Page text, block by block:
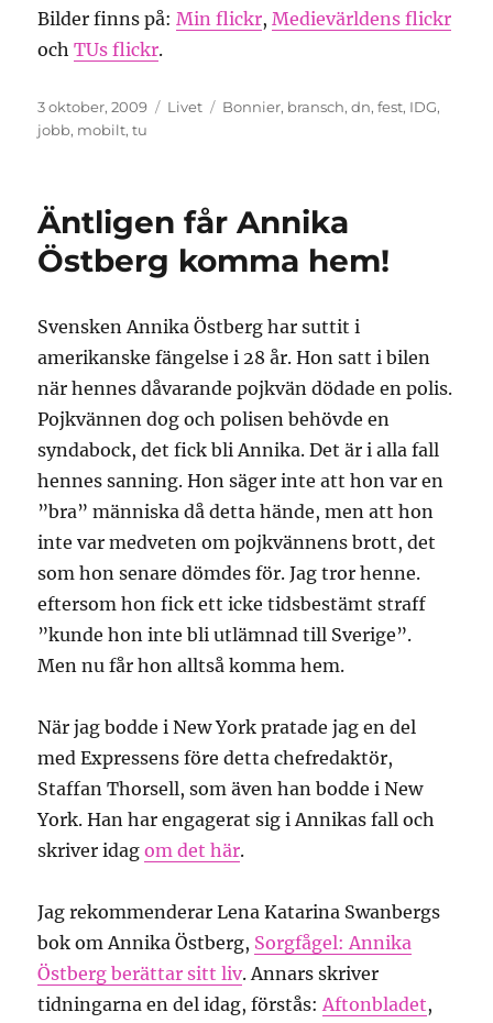
Bilder finns på:Min flickr,Medievärldens flickr
ochTUs flickr.
Publicerat
den
3 oktober, 2009 Kategorier
Livet Etiketter
Bonnier, bransch,dn,fest, IDG,
jobb, mobilt,tu
Äntligen får Annika
Östberg komma hem!
Svensken Annika Östberg har suttit i
amerikanske fängelse i 28 år. Hon satt i bilen
när hennes dåvarande pojkvän dödade en polis.
Pojkvännen dog och polisen behövde en
syndabock, det fick bli Annika. Det är i alla fall
hennes sanning. Hon säger inte att hon var en
”bra” människa då detta hände, men att hon
inte var medveten om pojkvännens brott, det
som hon senare dömdes för. Jag tror henne.
eftersom hon fick ett icke tidsbestämt straff
”kunde hon inte bli utlämnad till Sverige”.
Men nu får hon alltså komma hem.
När jag bodde i New York pratade jag en del
med Expressens före detta chefredaktör,
Staffan Thorsell, som även han bodde i New
York. Han har engagerat sig i Annikas fall och
skriver idagom det här.
Jag rekommenderar Lena Katarina Swanbergs
bok om Annika Östberg, Sorgfågel: Annika
Östberg berättar sitt liv. Annars skriver
tidningarna en del idag, förstås:Aftonbladet,